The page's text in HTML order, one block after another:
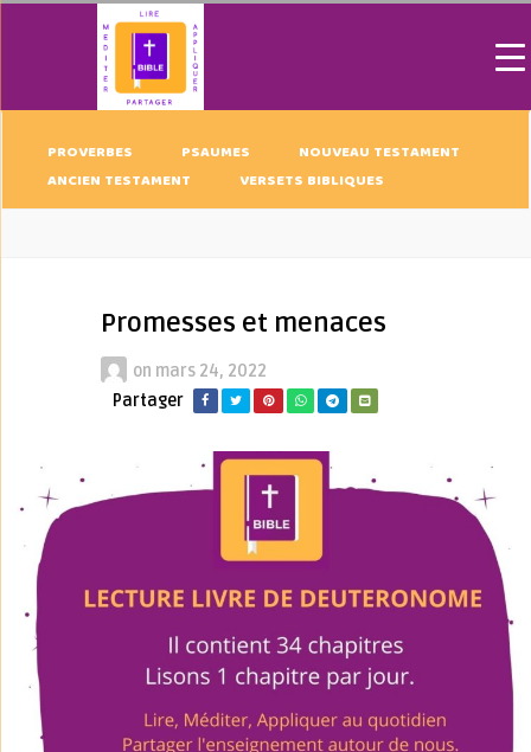
PROVERBES PSAUMES
NOUVEAU TESTAMENT
ANCIEN TESTAMENT
VERSETS BIBLIQUES
Promesses et menaces
on mars 24, 2022
Partager